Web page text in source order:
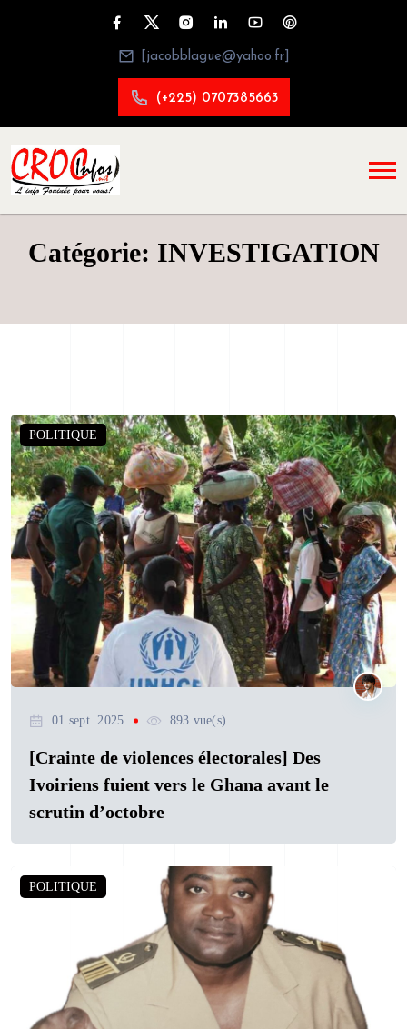
[jacobblague@yahoo.fr]
(+225) 0707385663
Catégorie: INVESTIGATION
POLITIQUE
01 sept. 2025 893 vue(s)
[Crainte de violences électorales] Des
Ivoiriens fuient vers le Ghana avant le
scrutin d’octobre
POLITIQUE